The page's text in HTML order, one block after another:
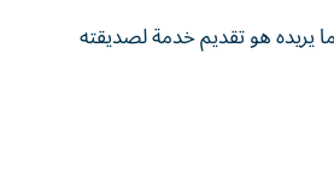
هو تقديم خدمة لصديقته